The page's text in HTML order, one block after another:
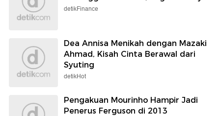
detikFinance
Dea Annisa Menikah dengan Mazaki
Ahmad, Kisah Cinta Berawal dari
Syuting
detikHot
Pengakuan Mourinho Hampir Jadi
Penerus Ferguson di 2013